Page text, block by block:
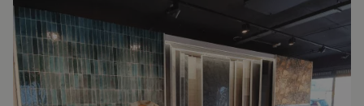
INTERESSE? NEEM VOOR MEER INFORMATIE
CONTACT OP.
Ron Vellekoop
Directeur